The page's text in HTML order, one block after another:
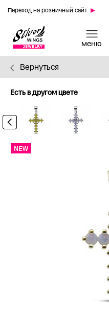
Переход на розничный сайт
Вернуться
Есть в другом цвете